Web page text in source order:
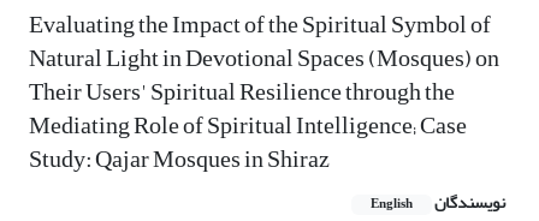
Evaluating the Impact of the Spiritual Symbol of
Natural Light in Devotional Spaces (Mosques) on
Their Users' Spiritual Resilience through the
Mediating Role of Spiritual Intelligence; Case
Study: Qajar Mosques in Shiraz
نویسندگان English